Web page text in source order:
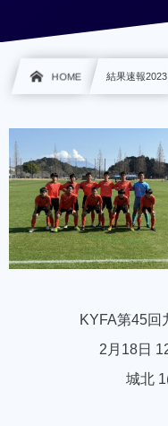
HOME 結果速報2023
KYFA第45回
2月18日
城北